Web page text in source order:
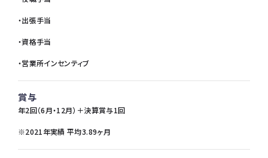
・出張手当
・資格手当
・営業所インセンティブ
賞与
年2回（6月・12月）＋決算賞与1回
※2021年実績 平均3.89ヶ月